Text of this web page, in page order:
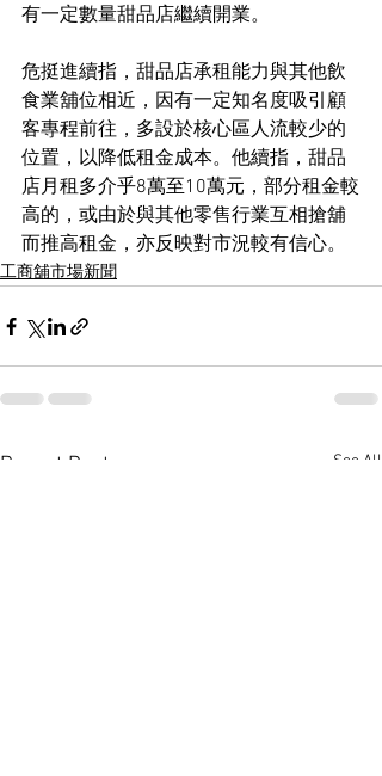
有一定數量甜品店繼續開業。
危挺進續指，甜品店承租能力與其他飲
食業舖位相近，因有一定知名度吸引顧
客專程前往，多設於核心區人流較少的
位置，以降低租金成本。他續指，甜品
店月租多介乎8萬至10萬元，部分租金較
高的，或由於與其他零售行業互相搶舖
而推高租金，亦反映對市況較有信心。
工商舖市場新聞
Recent Posts See All